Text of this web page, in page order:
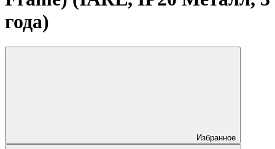
года)
Избранное